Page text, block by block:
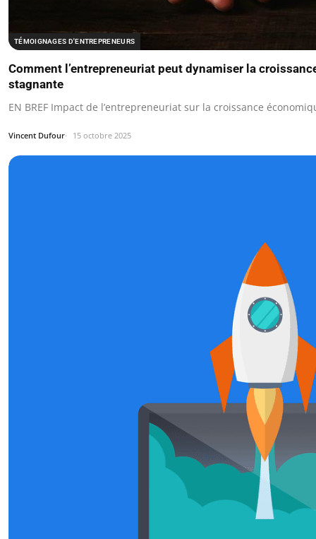
TÉMOIGNAGES D'ENTREPRENEURS
Comment l’entrepreneuriat peut dynamiser la
stagnante
EN BREF Impact de l’entrepreneuriat sur la croissance
Vincent Dufour 15 octobre 2025